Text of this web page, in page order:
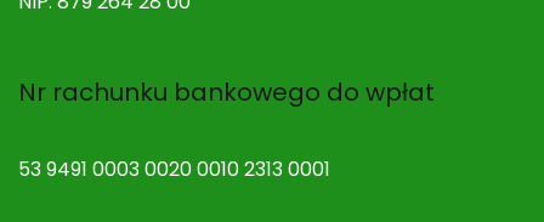
Nr rachunku bankowego do wpłat
53 9491 0003 0020 0010 2313 0001